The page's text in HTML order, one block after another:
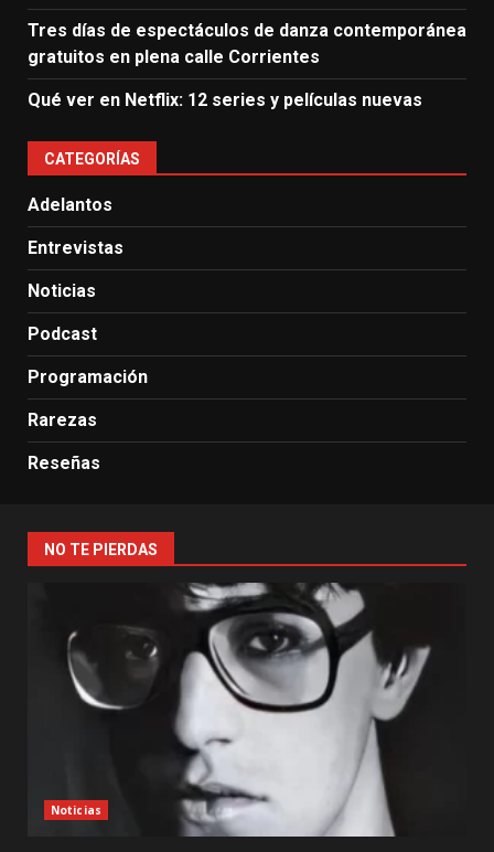
Tres días de espectáculos de danza contemporánea
gratuitos en plena calle Corrientes
Qué ver en Netflix: 12 series y películas nuevas
CATEGORÍAS
Adelantos
Entrevistas
Noticias
Podcast
Programación
Rarezas
Reseñas
NO TE PIERDAS
Noticias